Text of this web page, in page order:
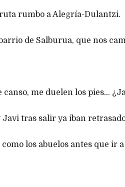
rumbo a Alegría-Dulantzi.
de Salburua, que nos
me duelen los pies…
tras salir ya iban
los abuelos antes que ir